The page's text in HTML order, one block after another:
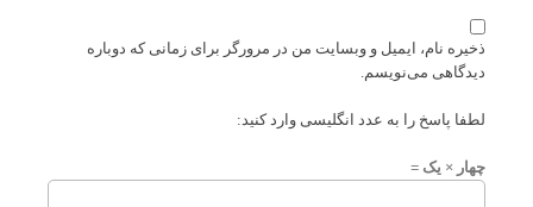
ذخیره نام، ایمیل و وبسایت من در مرورگر برای زمانی که دوباره
دیدگاهی می‌نویسم.
لطفا پاسخ را به عدد انگلیسی وارد کنید:
چهار × یک =